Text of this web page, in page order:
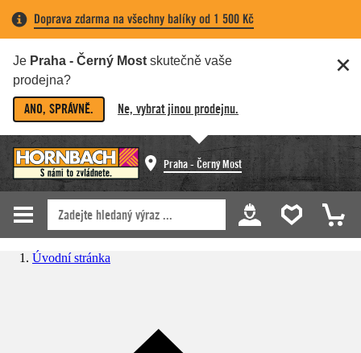
Doprava zdarma na všechny balíky od 1 500 Kč
Je Praha - Černý Most skutečně vaše
prodejna?
ANO, SPRÁVNĚ. Ne, vybrat jinou prodejnu.
Praha - Černý Most
Úvodní stránka